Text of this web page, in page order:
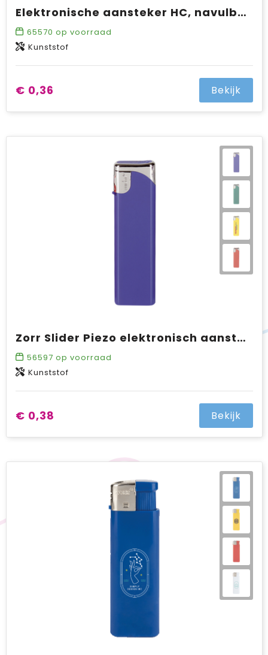
Elektronische aansteker HC, navulbaar
65570 op voorraad
Kunststof
€ 0,36 Bekijk
Zorr Slider Piezo elektronisch aansteker HC, navulbaar
56597 op voorraad
Kunststof
€ 0,38 Bekijk